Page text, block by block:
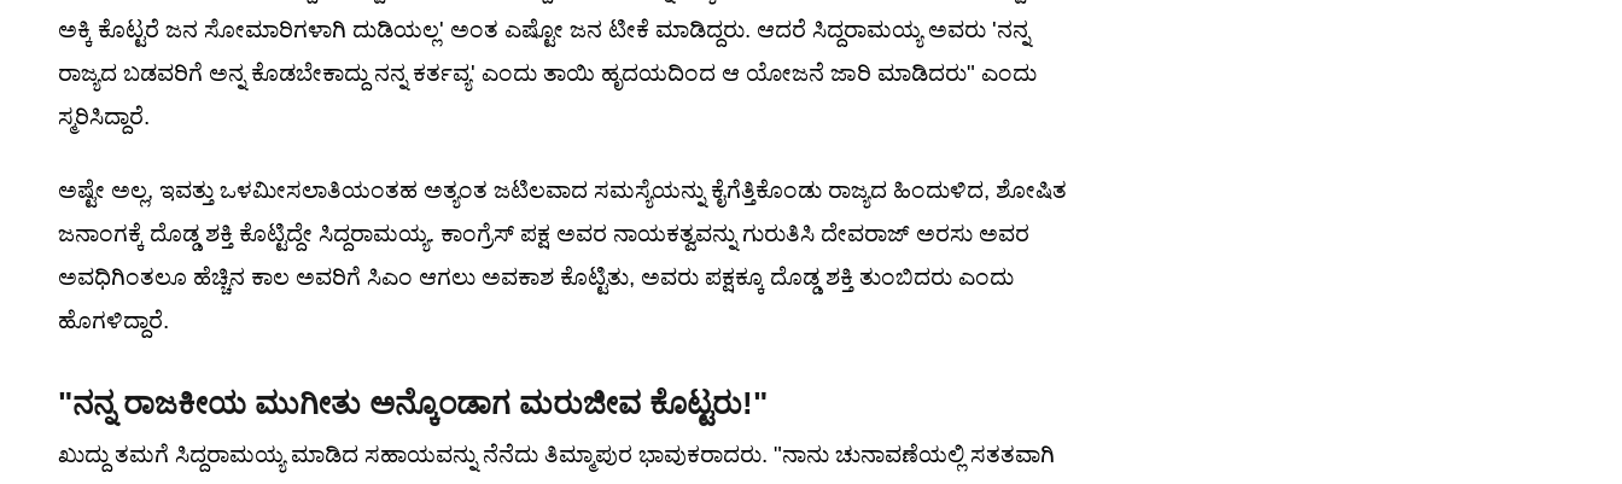
ಅಕ್ಕಿ ಕೊಟ್ಟರೆ ಜನ ಸೋಮಾರಿಗಳಾಗಿ ದುಡಿಯಲ್ಲ' ಅಂತ ಎಷ್ಟೋ ಜನ ಟೀಕೆ ಮಾಡಿದ್ದರು. ಆದರೆ ಸಿದ್ದರಾಮಯ್ಯ ಅವರು 'ನನ್ನ
ರಾಜ್ಯದ ಬಡವರಿಗೆ ಅನ್ನ ಕೊಡಬೇಕಾದ್ದು ನನ್ನ ಕರ್ತವ್ಯ' ಎಂದು ತಾಯಿ ಹೃದಯದಿಂದ ಆ ಯೋಜನೆ ಜಾರಿ ಮಾಡಿದರು" ಎಂದು
ಸ್ಮರಿಸಿದ್ದಾರೆ.
ಅಷ್ಟೇ ಅಲ್ಲ, ಇವತ್ತು ಒಳಮೀಸಲಾತಿಯಂತಹ ಅತ್ಯಂತ ಜಟಿಲವಾದ ಸಮಸ್ಯೆಯನ್ನು ಕೈಗೆತ್ತಿಕೊಂಡು ರಾಜ್ಯದ ಹಿಂದುಳಿದ, ಶೋಷಿತ
ಜನಾಂಗಕ್ಕೆ ದೊಡ್ಡ ಶಕ್ತಿ ಕೊಟ್ಟಿದ್ದೇ ಸಿದ್ದರಾಮಯ್ಯ. ಕಾಂಗ್ರೆಸ್ ಪಕ್ಷ ಅವರ ನಾಯಕತ್ವವನ್ನು ಗುರುತಿಸಿ ದೇವರಾಜ್ ಅರಸು ಅವರ
ಅವಧಿಗಿಂತಲೂ ಹೆಚ್ಚಿನ ಕಾಲ ಅವರಿಗೆ ಸಿಎಂ ಆಗಲು ಅವಕಾಶ ಕೊಟ್ಟಿತು, ಅವರು ಪಕ್ಷಕ್ಕೂ ದೊಡ್ಡ ಶಕ್ತಿ ತುಂಬಿದರು ಎಂದು
ಹೊಗಳಿದ್ದಾರೆ.
"ನನ್ನ ರಾಜಕೀಯ ಮುಗೀತು ಅನ್ಕೊಂಡಾಗ ಮರುಜೀವ ಕೊಟ್ಟರು!"
ಖುದ್ದು ತಮಗೆ ಸಿದ್ದರಾಮಯ್ಯ ಮಾಡಿದ ಸಹಾಯವನ್ನು ನೆನೆದು ತಿಮ್ಮಾಪುರ ಭಾವುಕರಾದರು. "ನಾನು ಚುನಾವಣೆಯಲ್ಲಿ ಸತತವಾಗಿ